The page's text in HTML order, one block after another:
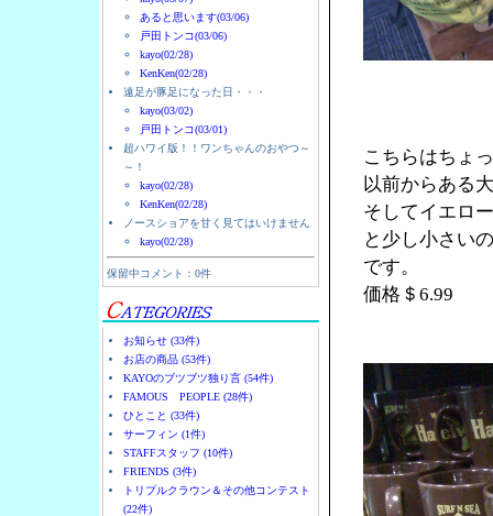
あると思います(03/06)
戸田トンコ(03/06)
kayo(02/28)
KenKen(02/28)
遠足が豚足になった日・・・
kayo(03/02)
戸田トンコ(03/01)
超ハワイ版！！ワンちゃんのおやつ～
～！
kayo(02/28)
KenKen(02/28)
ノースショアを甘く見てはいけません
kayo(02/28)
保留中コメント：0件
お知らせ (33件)
お店の商品 (53件)
KAYOのブツブツ独り言 (54件)
FAMOUS PEOPLE (28件)
ひとこと (33件)
サーフィン (1件)
STAFFスタッフ (10件)
FRIENDS (3件)
トリプルクラウン＆その他コンテスト
(22件)
こちらはちょ
以前からある
そしてイエロ
と少し小さい
です。
価格＄6.99